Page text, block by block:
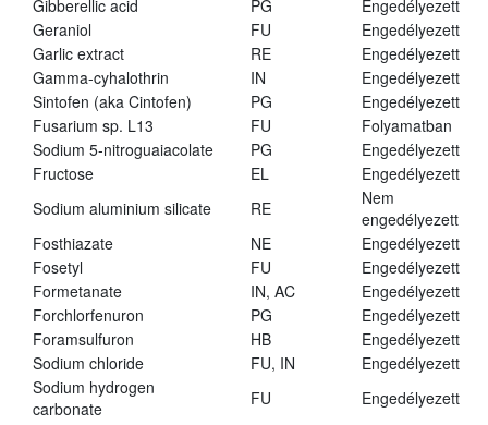
Gibberellic acid
PG
Engedélyezett
Geraniol
FU
Engedélyezett
Garlic extract
RE
Engedélyezett
Gamma-cyhalothrin
IN
Engedélyezett
Sintofen (aka Cintofen)
PG
Engedélyezett
Fusarium sp. L13
FU
Folyamatban
Sodium 5-nitroguaiacolate
PG
Engedélyezett
Fructose
EL
Engedélyezett
Sodium aluminium silicate
RE
Nem
engedélyezett
Fosthiazate
NE
Engedélyezett
Fosetyl
FU
Engedélyezett
Formetanate
IN, AC
Engedélyezett
Forchlorfenuron
PG
Engedélyezett
Foramsulfuron
HB
Engedélyezett
Sodium chloride
FU, IN
Engedélyezett
Sodium hydrogen
carbonate
FU
Engedélyezett